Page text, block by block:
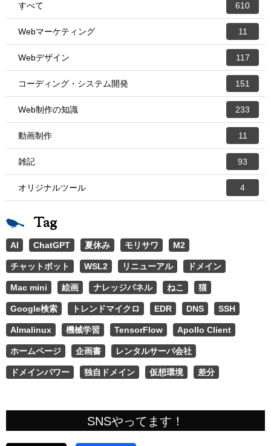
すべて 610
Webマーケティング 11
Webデザイン 117
コーディング・システム開発 151
Web制作の知識 233
動画制作 11
雑記 93
オリジナルツール 4
Tag
AI ChatGPT 夏休み モリサワ M2
チャットボット WSL2 リニューアル ドメイン
Mac mini 絵画 ナレッジパネル ねこ 猫
Google検索 トレンドマイクロ EDR DNS SSH
Almalinux 機械学習 TensorFlow Apollo Client
ホームページ 企画書 レンタルサーバ会社
ドメインパワー 独自ドメイン 仮想環境 差分
SNSやってます！